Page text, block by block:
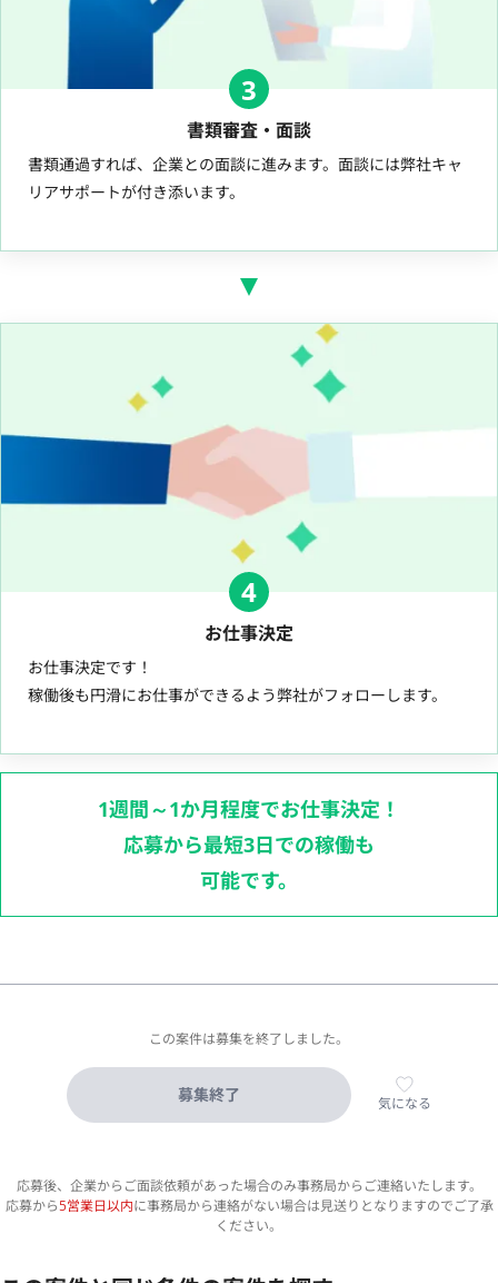
3
書類審査・面談
書類通過すれば、企業との面談に進みます。面談には弊社キャ
リアサポートが付き添います。
4
お仕事決定
お仕事決定です！
稼働後も円滑にお仕事ができるよう弊社がフォローします。
1週間～1か月程度でお仕事決定！
応募から最短3日での稼働も
可能です。
この案件は募集を終了しました。
募集終了 気になる
応募後、企業からご面談依頼があった場合のみ事務局からご連絡いたします。
応募から5営業日以内に事務局から連絡がない場合は見送りとなりますのでご了承
ください。